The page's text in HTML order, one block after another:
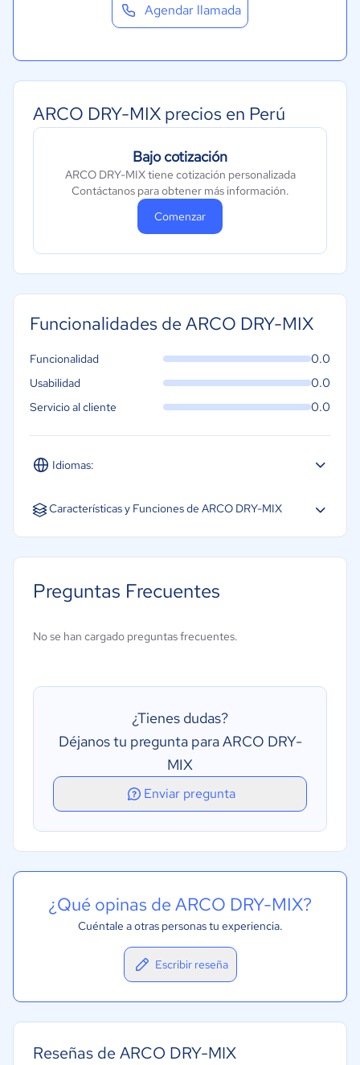
Agendar llamada
ARCO DRY-MIX precios en Perú
Bajo cotización
ARCO DRY-MIX tiene cotización personalizada
Contáctanos para obtener más información.
Comenzar
Funcionalidades de ARCO DRY-MIX
Idiomas:
Español
Funcionalidad 0.0
Usabilidad 0.0
Servicio al cliente 0.0
Características y Funciones de ARCO DRY-MIX
Mejora de operaciones de planta
Mejora de diseño de planta
Mejora de operaciones de planta
Preguntas Frecuentes
No se han cargado preguntas frecuentes.
¿Tienes dudas?
Déjanos tu pregunta para ARCO DRY-
MIX
Enviar pregunta
¿Qué opinas de ARCO DRY-MIX?
Cuéntale a otras personas tu experiencia.
Escribir reseña
Reseñas de ARCO DRY-MIX